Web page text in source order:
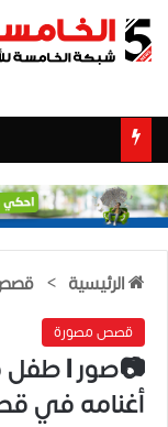
الرئيسية >
قصص مصورة
📷صور | طفل
أغنامه في